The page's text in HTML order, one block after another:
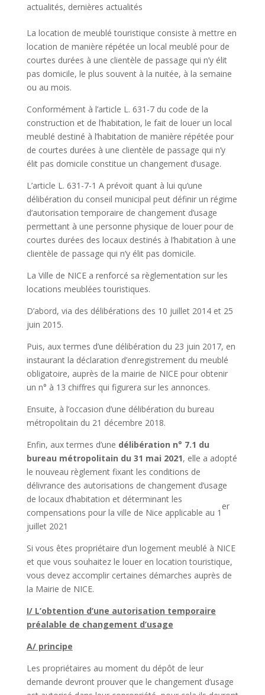
actualités, dernières actualités
La location de meublé touristique consiste à mettre en
location de manière répétée un local meublé pour de
courtes durées à une clientèle de passage qui n’y élit
pas domicile, le plus souvent à la nuitée, à la semaine
ou au mois.
Conformément à l’article L. 631-7 du code de la
construction et de l’habitation, le fait de louer un local
meublé destiné à l’habitation de manière répétée pour
de courtes durées à une clientèle de passage qui n’y
élit pas domicile constitue un changement d’usage.
L’article L. 631-7-1 A prévoit quant à lui qu’une
délibération du conseil municipal peut définir un régime
d’autorisation temporaire de changement d’usage
permettant à une personne physique de louer pour de
courtes durées des locaux destinés à l’habitation à une
clientèle de passage qui n’y élit pas domicile.
La Ville de NICE a renforcé sa règlementation sur les
locations meublées touristiques.
D’abord, via des délibérations des 10 juillet 2014 et 25
juin 2015.
Puis, aux termes d’une délibération du 23 juin 2017, en
instaurant la déclaration d’enregistrement du meublé
obligatoire, auprès de la mairie de NICE pour obtenir
un n° à 13 chiffres qui figurera sur les annonces.
Ensuite, à l’occasion d’une délibération du bureau
métropolitain du 21 décembre 2018.
Enfin, aux termes d’une délibération n° 7.1 du
bureau métropolitain du 31 mai 2021, elle a adopté
le nouveau règlement fixant les conditions de
délivrance des autorisations de changement d’usage
de locaux d’habitation et déterminant les
compensations pour la ville de Nice applicable au 1
er
juillet 2021
Si vous êtes propriétaire d’un logement meublé à NICE
et que vous souhaitez le louer en location touristique,
vous devez accomplir certaines démarches auprès de
la Mairie de NICE.
I/ L’obtention d’une autorisation temporaire
préalable de changement d’usage
A/ principe
Les propriétaires au moment du dépôt de leur
demande devront prouver que le changement d’usage